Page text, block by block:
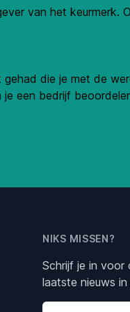
van het keurmerk.
die je met de
een bedrijf
NIKS MISSEN?
Schrijf je in voor
laatste nieuws